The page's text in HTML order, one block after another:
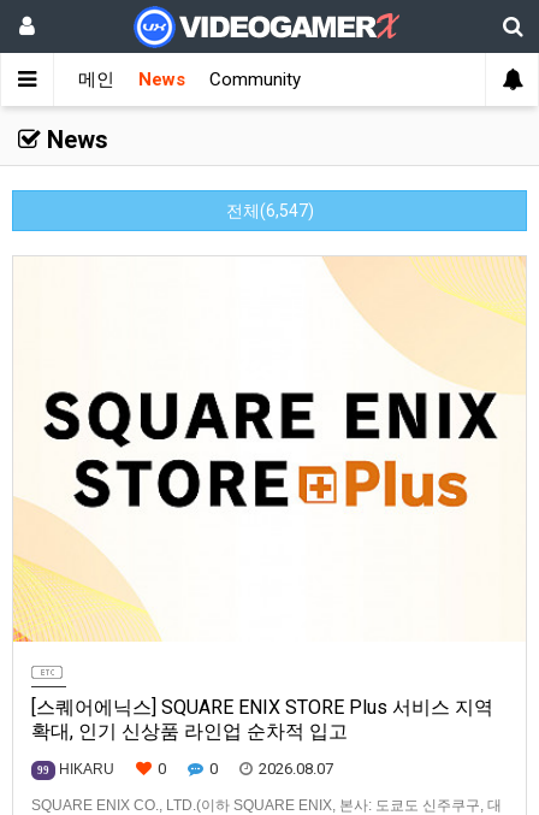
메인 News Community
News
전체(6,547)
[스퀘어에닉스] SQUARE ENIX STORE Plus 서비스 지역
확대, 인기 신상품 라인업 순차적 입고
99 HIKARU 0 0 2026.08.07
SQUARE ENIX CO., LTD.(이하 SQUARE ENIX, 본사: 도쿄도 신주쿠구, 대